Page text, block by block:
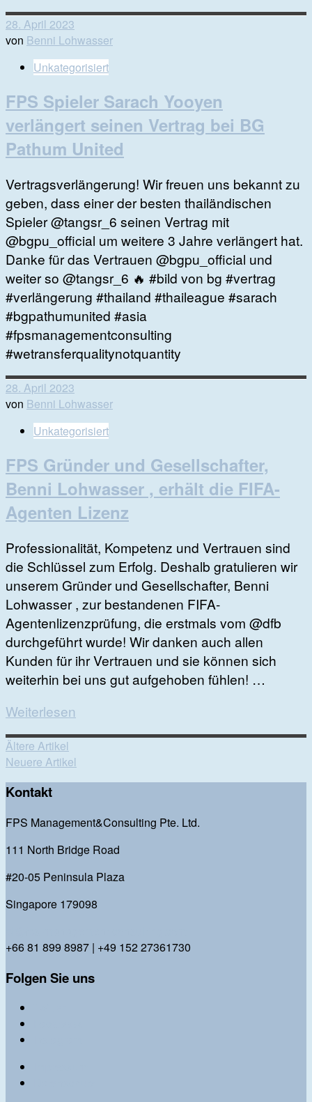
28. April 2023
von Benni Lohwasser
Unkategorisiert
FPS Spieler Sarach Yooyen
verlängert seinen Vertrag bei BG
Pathum United
Vertragsverlängerung! Wir freuen uns bekannt zu
geben, dass einer der besten thailändischen
Spieler @tangsr_6 seinen Vertrag mit
@bgpu_official um weitere 3 Jahre verlängert hat.
Danke für das Vertrauen @bgpu_official und
weiter so @tangsr_6 🔥 #bild von bg #vertrag
#verlängerung #thailand #thaileague #sarach
#bgpathumunited #asia
#fpsmanagementconsulting
#wetransferqualitynotquantity
28. April 2023
von Benni Lohwasser
Unkategorisiert
FPS Gründer und Gesellschafter,
Benni Lohwasser , erhält die FIFA-
Agenten Lizenz
Professionalität, Kompetenz und Vertrauen sind
die Schlüssel zum Erfolg. Deshalb gratulieren wir
unserem Gründer und Gesellschafter, Benni
Lohwasser , zur bestandenen FIFA-
Agentenlizenzprüfung, die erstmals vom @dfb
durchgeführt wurde! Wir danken auch allen
Kunden für ihr Vertrauen und sie können sich
weiterhin bei uns gut aufgehoben fühlen! …
Weiterlesen
Ältere Artikel
Neuere Artikel
Kontakt
FPS Management&Consulting Pte. Ltd.
111 North Bridge Road
#20-05 Peninsula Plaza
Singapore 179098
+66 81 899 8987 | +49 152 27361730
Folgen Sie uns